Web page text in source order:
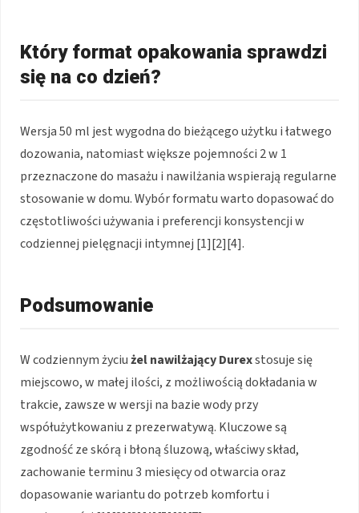
Który format opakowania sprawdzi
się na co dzień?
Wersja 50 ml jest wygodna do bieżącego użytku i łatwego
dozowania, natomiast większe pojemności 2 w 1
przeznaczone do masażu i nawilżania wspierają regularne
stosowanie w domu. Wybór formatu warto dopasować do
częstotliwości używania i preferencji konsystencji w
codziennej pielęgnacji intymnej [1][2][4].
Podsumowanie
W codziennym życiużel nawilżający Durexstosuje się
miejscowo, w małej ilości, z możliwością dokładania w
trakcie, zawsze w wersji na bazie wody przy
współużytkowaniu z prezerwatywą. Kluczowe są
zgodność ze skórą i błoną śluzową, właściwy skład,
zachowanie terminu 3 miesięcy od otwarcia oraz
dopasowanie wariantu do potrzeb komfortu i